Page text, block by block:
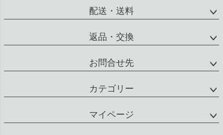
配送・送料
返品・交換
お問合せ先
カテゴリー
マイページ